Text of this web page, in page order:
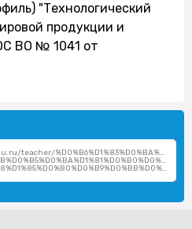
"Технологический
продукции и
ВО № 1041 от
teacher/
%D0%BC%D0%B8%D1%85%D0%B0%D0%B9%D0%BB%D0%BE%D0%B2%D0%B8%D1%87/